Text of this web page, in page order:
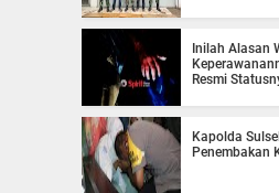
Inilah Alasan
Resmi
Kapolda
Penembakan